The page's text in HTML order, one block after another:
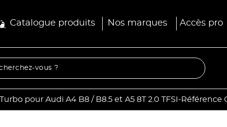
Catalogue produits Nos marques Accès pro
pour Audi A4 B8 / B8.5 et A5 8T 2.0 TFSI-Référence